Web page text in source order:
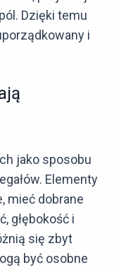
Dzięki temu
i
jako sposobu
Elementy
mieć dobrane
głębokość i
się zbyt
być osobne